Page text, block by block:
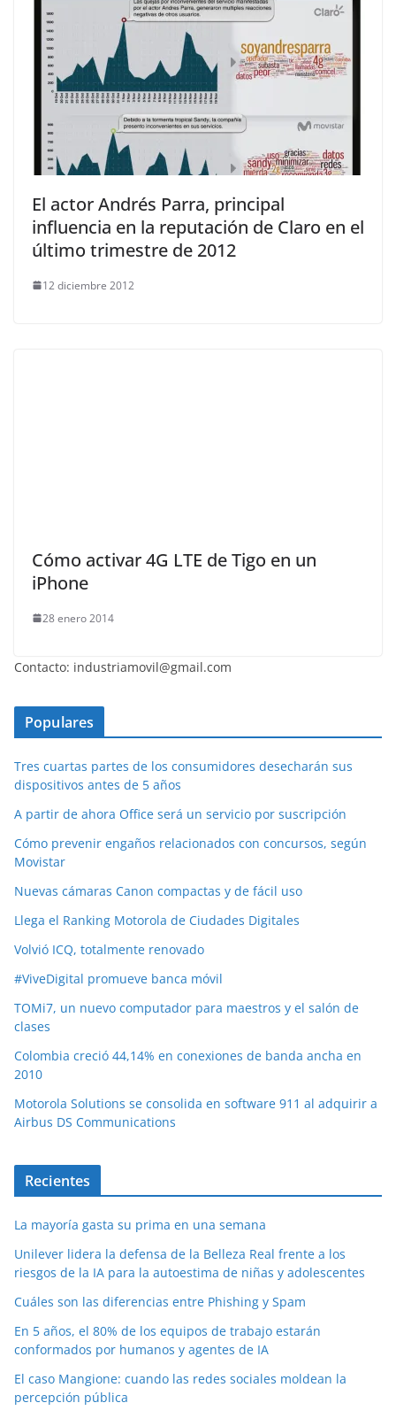
El actor Andrés Parra, principal
influencia en la reputación de Claro en el
último trimestre de 2012
12 diciembre 2012
Cómo activar 4G LTE de Tigo en un
iPhone
28 enero 2014
Contacto: industriamovil@gmail.com
Populares
Tres cuartas partes de los consumidores desecharán sus
dispositivos antes de 5 años
A partir de ahora Office será un servicio por suscripción
Cómo prevenir engaños relacionados con concursos, según
Movistar
Nuevas cámaras Canon compactas y de fácil uso
Llega el Ranking Motorola de Ciudades Digitales
Volvió ICQ, totalmente renovado
#ViveDigital promueve banca móvil
TOMi7, un nuevo computador para maestros y el salón de
clases
Colombia creció 44,14% en conexiones de banda ancha en
2010
Motorola Solutions se consolida en software 911 al adquirir a
Airbus DS Communications
Recientes
La mayoría gasta su prima en una semana
Unilever lidera la defensa de la Belleza Real frente a los
riesgos de la IA para la autoestima de niñas y adolescentes
Cuáles son las diferencias entre Phishing y Spam
En 5 años, el 80% de los equipos de trabajo estarán
conformados por humanos y agentes de IA
El caso Mangione: cuando las redes sociales moldean la
percepción pública